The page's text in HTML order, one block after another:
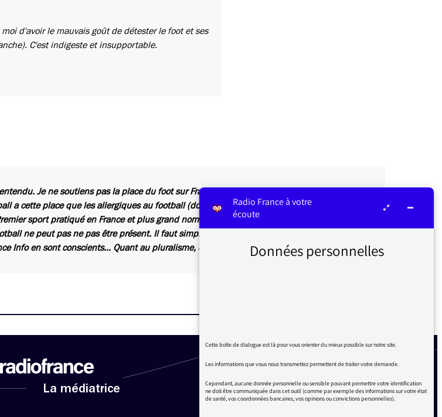
d'avoir le mauvais goût de détester le foot et ses
C'est indigeste et insupportable.
Je ne soutiens pas la place du foot sur France Info. Il s’agissait simplement
a cette place que les allergiques au football (dont je fais partie, pour tout vous dire)
sport pratiqué en France et plus grand nombre de supporteurs… Sur une chaine
ne peut pas ne pas être présent. Il faut simplement ne pas provoquer l’overdose. Je sais
Info en sont conscients… Quant au pluralisme, cela n’existe que pour la parole politique…
La médiatrice
Radio France à votre
écoute
Données personnelles
Cette boîte de dialogue est là pour vous orienter du mieux possible sur notre site.
Les informations que vous nous transmettez permettent de traiter votre demande.
Cependant, aucune donnée personnelle ou sensible pouvant permettre votre identification
ne doit être communiquée dans cet outil (comme par exemple des informations sur votre état
de santé, vos coordonnées bancaires, vos opinions ou convictions personnelles).